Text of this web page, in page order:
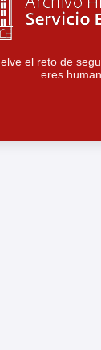
el reto de
eres